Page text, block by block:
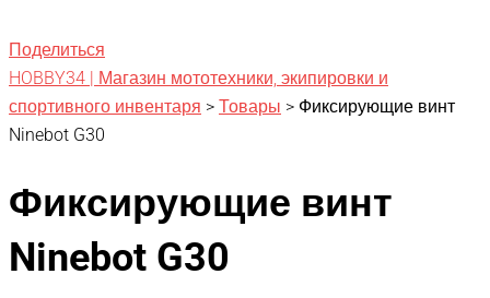
Поделиться
HOBBY34 | Магазин мототехники, экипировки и
спортивного инвентаря > Товары > Фиксирующие винт
Ninebot G30
Фиксирующие винт
Ninebot G30